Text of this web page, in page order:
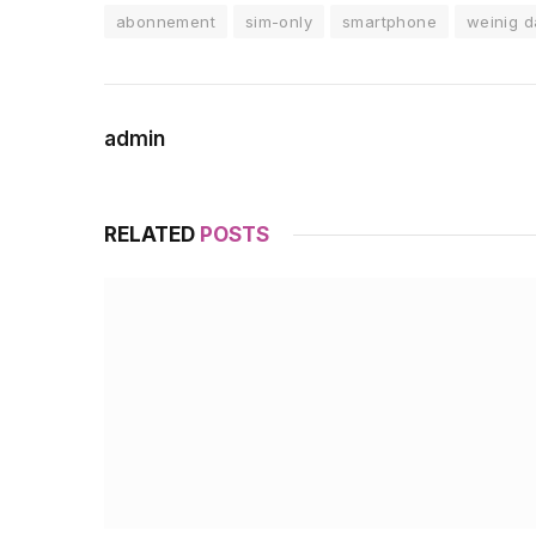
abonnement sim-only smartphone weinig
admin
RELATED POSTS